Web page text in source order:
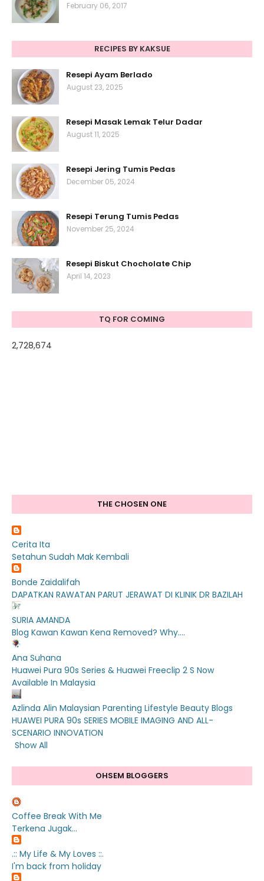
February 06, 2017
RECIPES BY KAKSUE
Resepi Ayam Berlado
August 23, 2025
Resepi Masak Lemak Telur Dadar
August 11, 2025
Resepi Jering Tumis Pedas
December 05, 2024
Resepi Terung Tumis Pedas
November 25, 2024
Resepi Biskut Chocholate Chip
April 14, 2023
TQ FOR COMING
2,728,674
THE CHOSEN ONE
Cerita Ita
Setahun Sudah Mak Kembali
Bonde Zaidalifah
DAPATKAN RAWATAN PARUT JERAWAT DI KLINIK DR BAZILAH
SURIA AMANDA
Blog Kawan Kawan Kena Removed? Why....
Ana Suhana
Huawei Pura 90s Series & Huawei Freeclip 2 S Now
Available In Malaysia
Azlinda Alin Malaysian Parenting Lifestyle Beauty Blogs
HUAWEI PURA 90s SERIES MOBILE IMAGING AND ALL-
SCENARIO INNOVATION
Show All
OHSEM BLOGGERS
Coffee Break With Me
Terkena Jugak...
.:: My Life & My Loves ::.
I'm back from holiday